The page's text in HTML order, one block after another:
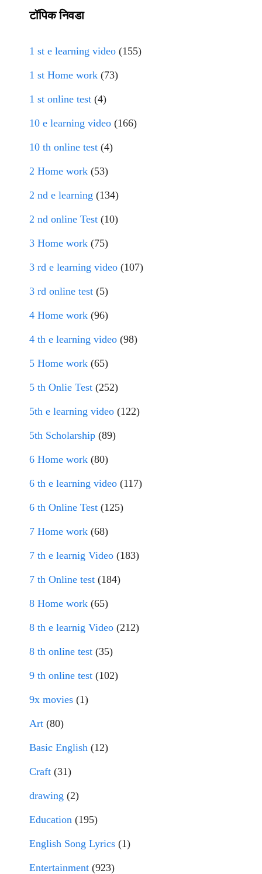
टॉपिक निवडा
1 st e learning video (155)
1 st Home work (73)
1 st online test (4)
10 e learning video (166)
10 th online test (4)
2 Home work (53)
2 nd e learning (134)
2 nd online Test (10)
3 Home work (75)
3 rd e learning video (107)
3 rd online test (5)
4 Home work (96)
4 th e learning video (98)
5 Home work (65)
5 th Onlie Test (252)
5th e learning video (122)
5th Scholarship (89)
6 Home work (80)
6 th e learning video (117)
6 th Online Test (125)
7 Home work (68)
7 th e learnig Video (183)
7 th Online test (184)
8 Home work (65)
8 th e learnig Video (212)
8 th online test (35)
9 th online test (102)
9x movies (1)
Art (80)
Basic English (12)
Craft (31)
drawing (2)
Education (195)
English Song Lyrics (1)
Entertainment (923)